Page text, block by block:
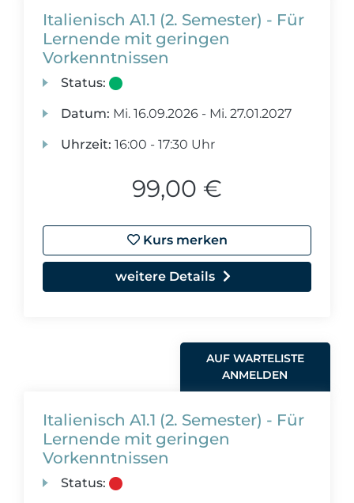
Italienisch A1.1 (2. Semester) - Für
Lernende mit geringen
Vorkenntnissen
Status:
Datum: Mi. 16.09.2026 - Mi. 27.01.2027
Uhrzeit: 16:00 - 17:30 Uhr
99,00 €
Kurs merken
weitere Details
AUF WARTELISTE
ANMELDEN
Italienisch A1.1 (2. Semester) - Für
Lernende mit geringen
Vorkenntnissen
Status: